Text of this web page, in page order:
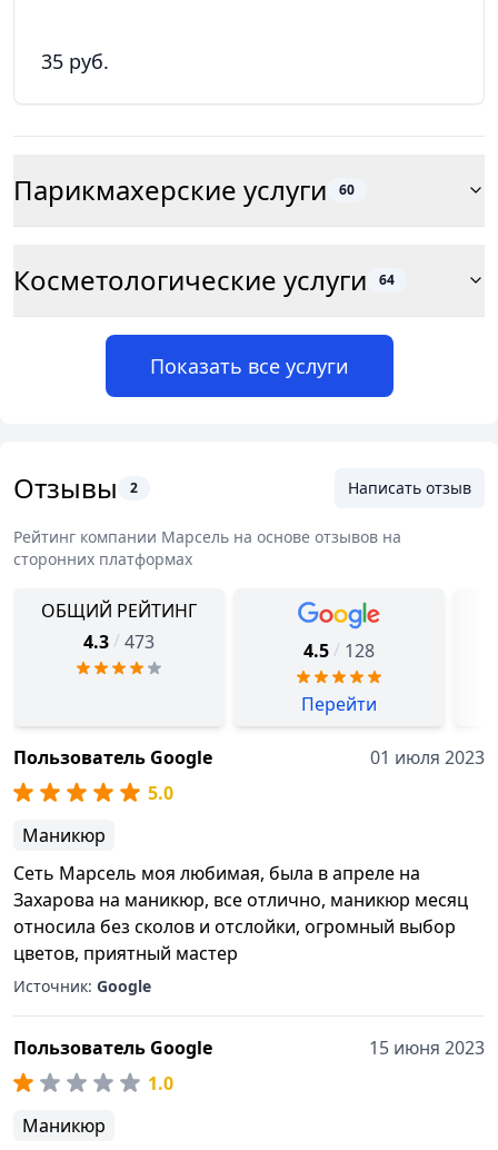
35 руб.
Парикмахерские услуги 60
Косметологические услуги 64
Показать все услуги
Отзывы 2 Написать отзыв
Рейтинг компании Марсель на основе отзывов на
сторонних платформах
ОБЩИЙ РЕЙТИНГ
4.3 / 473 4.5 / 128
Перейти
Пользователь Google
01 июля 2023
5.0
Маникюр
Сеть Марсель моя любимая, была в апреле на
Захарова на маникюр, все отлично, маникюр месяц
относила без сколов и отслойки, огромный выбор
цветов, приятный мастер
Источник: Google
Пользователь Google
15 июня 2023
1.0
Маникюр